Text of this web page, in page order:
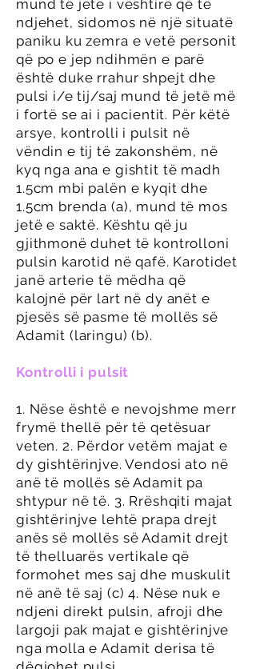
mund të jetë i vështirë që të
ndjehet, sidomos në një situatë
paniku ku zemra e vetë personit
që po e jep ndihmën e parë
është duke rrahur shpejt dhe
pulsi i/e tij/saj mund të jetë më
i fortë se ai i pacientit. Për këtë
arsye, kontrolli i pulsit në
vëndin e tij të zakonshëm, në
kyq nga ana e gishtit të madh
1.5cm mbi palën e kyqit dhe
1.5cm brenda (a), mund të mos
jetë e saktë. Kështu që ju
gjithmonë duhet të kontrolloni
pulsin karotid në qafë. Karotidet
janë arterie të mëdha që
kalojnë për lart në dy anët e
pjesës së pasme të mollës së
Adamit (laringu) (b).
Kontrolli i pulsit
1. Nëse është e nevojshme merr
frymë thellë për të qetësuar
veten. 2. Përdor vetëm majat e
dy gishtërinjve. Vendosi ato në
anë të mollës së Adamit pa
shtypur në të. 3. Rrëshqiti majat
gishtërinjve lehtë prapa drejt
anës së mollës së Adamit drejt
të thelluarës vertikale që
formohet mes saj dhe muskulit
në anë të saj (c) 4. Nëse nuk e
ndjeni direkt pulsin, afroji dhe
largoji pak majat e gishtërinjve
nga molla e Adamit derisa të